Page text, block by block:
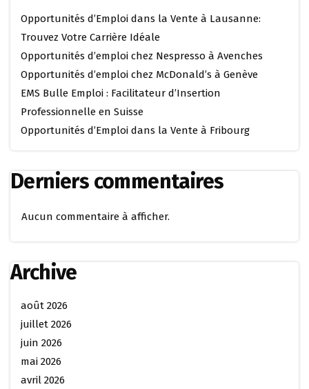
Opportunités d’Emploi dans la Vente à Lausanne:
Trouvez Votre Carrière Idéale
Opportunités d’emploi chez Nespresso à Avenches
Opportunités d’emploi chez McDonald’s à Genève
EMS Bulle Emploi : Facilitateur d’Insertion
Professionnelle en Suisse
Opportunités d’Emploi dans la Vente à Fribourg
Derniers commentaires
Aucun commentaire à afficher.
Archive
août 2026
juillet 2026
juin 2026
mai 2026
avril 2026